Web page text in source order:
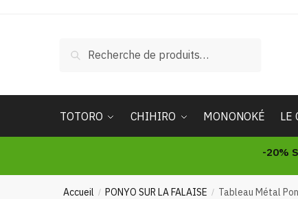
pour :
Recherche
TOTORO CHIHIRO MONONOKÉ LE
-20%
Accueil / PONYO SUR LA FALAISE / Tableau Métal